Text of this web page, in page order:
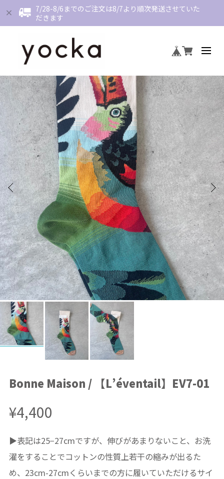
7/28-8/6までのご注文は8/7より順次発送させていた
だきます
Bonne Maison / 【L’éventail】EV7-01
¥4,400
▶︎表記は25−27cmですが、伸びがあまりないこと、お洗
濯をすることでコットンの性質上若干の縮みが出るた
め、23cm-27cmくらいまでの方に履いていただけるサイ